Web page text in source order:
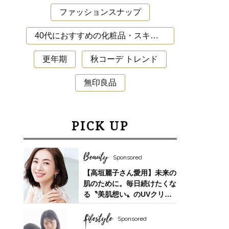
ファッションスナップ
40代におすすめの化粧品・スキンケア・美容アイテム
更年期 秋コーデ トレンド
無印良品
PICK UP
Beauty Sponsored
【高垣麗子さん愛用】未来の
肌のために。毎日続けたくな
る〝美肌想い〟のUVクリー
ム
Lifestyle Sponsored